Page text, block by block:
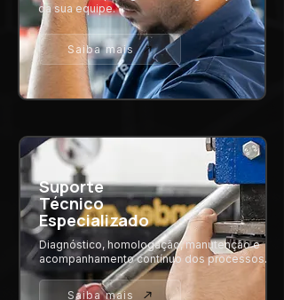
da sua equipe.
Saiba mais
Suporte
Técnico
Especializado
Diagnóstico, homologação, manutenção e
acompanhamento contínuo dos processos.
Saiba mais